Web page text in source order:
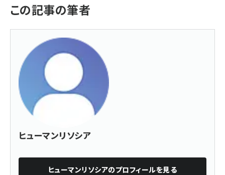
この記事の筆者
ヒューマンリソシア
ヒューマンリソシアのプロフィールを見る